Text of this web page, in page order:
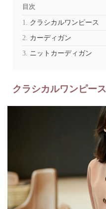
目次
クラシカルワンピース
カーディガン
ニットカーディガン
クラシカルワンピース